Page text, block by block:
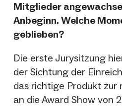
Mitglieder
Anbeginn. Welche
geblieben?
Die erste Jurysitzung
der Sichtung der
das richtige Produkt
an die Award Show von